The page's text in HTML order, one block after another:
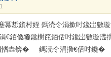
冪悊鎻村姪 鎷涜仒涓撳吋鑱岀數
佹嫑鑱樹笓銆佸吋鑱岀數璇濋
愭垚锛� 鎷涜仒涓撱€佸吋鑱�